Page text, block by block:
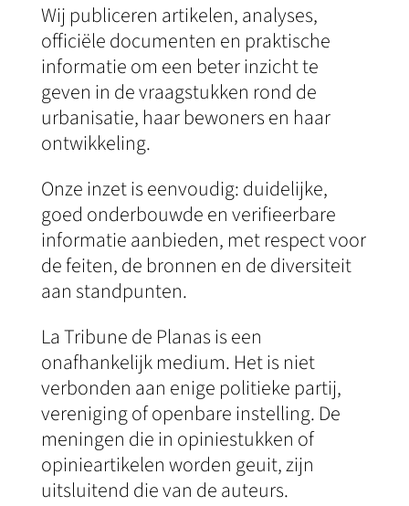
Wij publiceren artikelen, analyses,
officiële documenten en praktische
informatie om een beter inzicht te
geven in de vraagstukken rond de
urbanisatie, haar bewoners en haar
ontwikkeling.
Onze inzet is eenvoudig: duidelijke,
goed onderbouwde en verifieerbare
informatie aanbieden, met respect voor
de feiten, de bronnen en de diversiteit
aan standpunten.
La Tribune de Planas is een
onafhankelijk medium. Het is niet
verbonden aan enige politieke partij,
vereniging of openbare instelling. De
meningen die in opiniestukken of
opinieartikelen worden geuit, zijn
uitsluitend die van de auteurs.